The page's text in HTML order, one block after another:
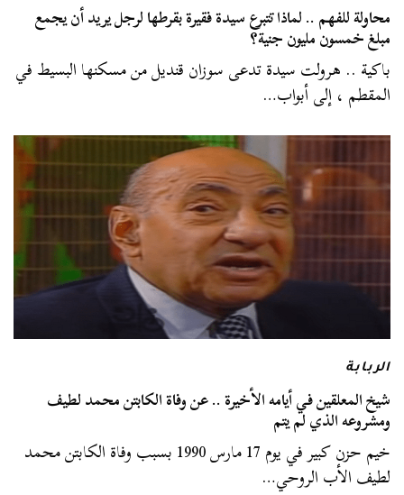
محاولة للفهم .. لماذا تتبرع سيدة فقيرة بقرطها لرجل يريد أن يجمع
مبلغ خمسون مليون جنية؟
باكية .. هرولت سيدة تدعى سوزان قنديل من مسكنها البسيط في
المقطم ، إلى أبواب…
الربابة
شيخ المعلقين في أيامه الأخيرة .. عن وفاة الكابتن محمد لطيف
ومشروعه الذي لم يتم
خيم حزن كبير في يوم 17 مارس 1990 بسبب وفاة الكابتن محمد
لطيف الأب الروحي…